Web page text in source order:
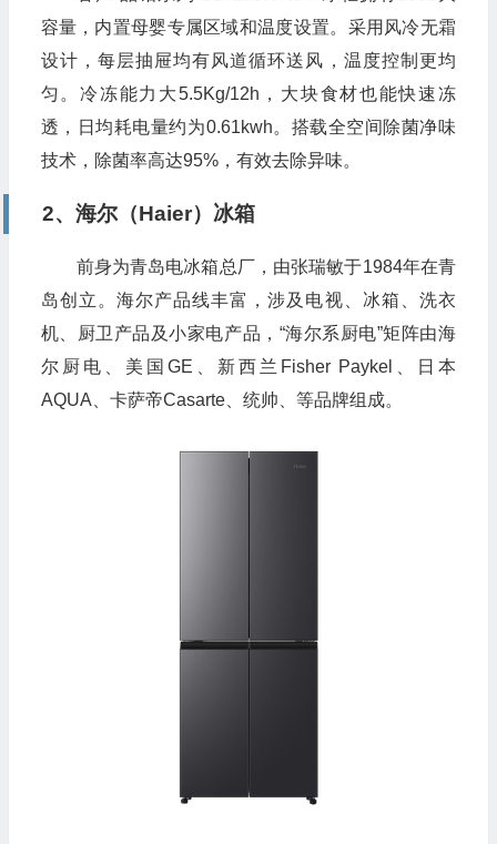
容量，内置母婴专属区域和温度设置。采用风冷无霜
设计，每层抽屉均有风道循环送风，温度控制更均
匀。冷冻能力大5.5Kg/12h，大块食材也能快速冻
透，日均耗电量约为0.61kwh。搭载全空间除菌净味
技术，除菌率高达95%，有效去除异味。
2、海尔（Haier）冰箱
前身为青岛电冰箱总厂，由张瑞敏于1984年在青
岛创立。海尔产品线丰富，涉及电视、冰箱、洗衣
机、厨卫产品及小家电产品，“海尔系厨电”矩阵由海
尔厨电、美国GE、新西兰Fisher Paykel、日本
AQUA、卡萨帝Casarte、统帅、等品牌组成。